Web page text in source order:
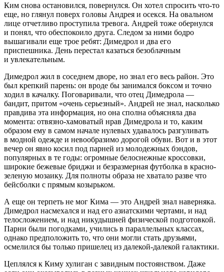
Ким снова остановился, повернулся. Он хотел спросить что-то
еще, но глянул поверх головы Андрея и осекся. На овальном
лице отчетливо проступила тревога. Андрей тоже обернулся
и понял, что обеспокоило друга. Следом за ними бодро
вышагивали еще трое ребят: Димедрол и два его
приспешника. День перестал казаться безоблачным
и увлекательным.
Димедрол жил в соседнем дворе, но знал его весь район. Это
был крепкий парень: он вроде бы занимался боксом и точно
ходил в качалку. Поговаривали, что отец Димедрола —
бандит, притом «очень серьезный». Андрей не знал, насколько
правдива эта информация, но она сполна объясняла два
момента: отвязно-хамоватый нрав Димедрола и то, каким
образом ему в самом начале нулевых удавалось разгуливать
в модной одежде и невообразимо дорогой обуви. Вот и в этот
вечер он явно косил под парней из молодежных бэндов,
популярных в те годы: огромные белоснежные кроссовки,
широкие бежевые бриджи и безразмерная футболка в красно-
зеленую мозаику. Для полноты образа не хватало разве что
бейсболки с прямым козырьком.
А еще он терпеть не мог Кима — это Андрей знал наверняка.
Димедрол насмехался и над его азиатскими чертами, и над
телосложением, и над никудышней физической подготовкой.
Парни были погодками, учились в параллельных классах,
однако предположить то, что они могли стать друзьями,
осмелился бы только пришелец из далекой-далекой галактики.
Цеплялся к Киму хулиган с завидным постоянством. Даже